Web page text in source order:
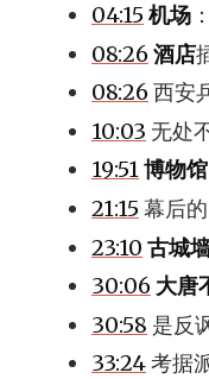
04:15 机场
08:26 酒店
08:26 西安
10:03 无处
19:51博物馆
21:15 幕后
23:10 古城
30:06 大唐
30:58 是反
33:24考据